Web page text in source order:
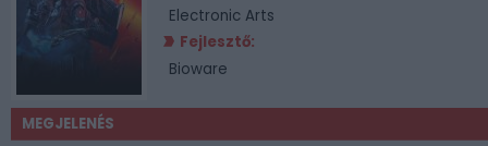
Electronic Arts
Fejlesztő:
Bioware
MEGJELENÉS